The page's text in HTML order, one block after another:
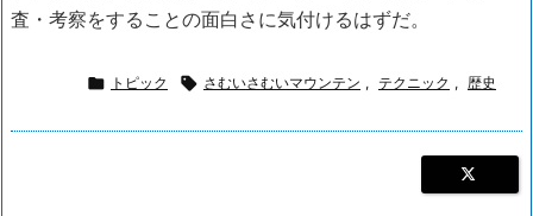
査・考察をすることの面白さに気付けるはずだ。
 トピック  さむいさむいマウンテン , テクニック , 歴史